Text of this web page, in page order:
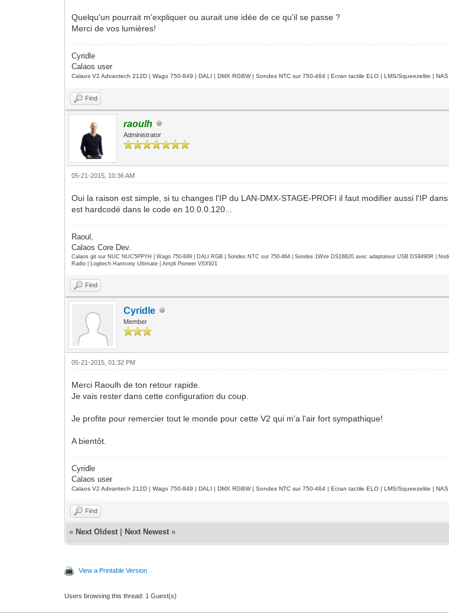
Quelqu'un pourrait m'expliquer ou aurait une idée de ce qu'il se passe ?
Merci de vos lumières!
Cyridle
Calaos user
Calaos V2 Advantech 212D | Wago 750-849 | DALI | DMX RGBW | Sondes NTC sur 750-464 | Ecran tactile ELO | LMS/Squeezelite |
Find
raoulh
Administrator
05-21-2015, 10:36 AM
Oui la raison est simple, si tu changes l'IP du LAN-DMX-STAGE-PROFI il faut modifier aussi l'IP
est hardcodé dans le code en 10.0.0.120...
Raoul,
Calaos Core Dev.
Calaos git sur NUC NUC5PPYH | Wago 750-849 | DALI RGB | Sondes NTC sur 750-464 | Sondes 1Wire DS18B20 avec adaptateur USB DS9490R |
Radio | Logitech Harmony Ultimate | Ampli Pioneer VSX921
Find
Cyridle
Member
05-21-2015, 01:32 PM
Merci Raoulh de ton retour rapide.
Je vais rester dans cette configuration du coup.
Je profite pour remercier tout le monde pour cette V2 qui m'a l'air fort sympathique!
A bientôt.
Cyridle
Calaos user
Calaos V2 Advantech 212D | Wago 750-849 | DALI | DMX RGBW | Sondes NTC sur 750-464 | Ecran tactile ELO | LMS/Squeezelite |
Find
« Next Oldest Next Newest »
View a Printable Version
Users browsing this thread: 1 Guest(s)